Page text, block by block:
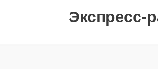
Экспресс-